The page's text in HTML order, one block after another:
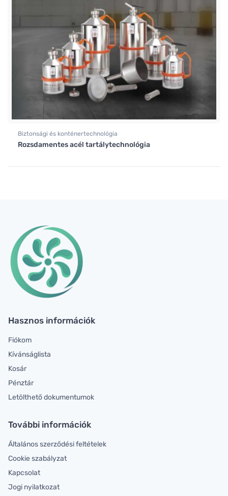
Biztonsági és konténertechnológia
Rozsdamentes acél tartálytechnológia
Hasznos információk
Fiókom
Kívánságlista
Kosár
Pénztár
Letölthető dokumentumok
További információk
Általános szerződési feltételek
Cookie szabályzat
Kapcsolat
Jogi nyilatkozat